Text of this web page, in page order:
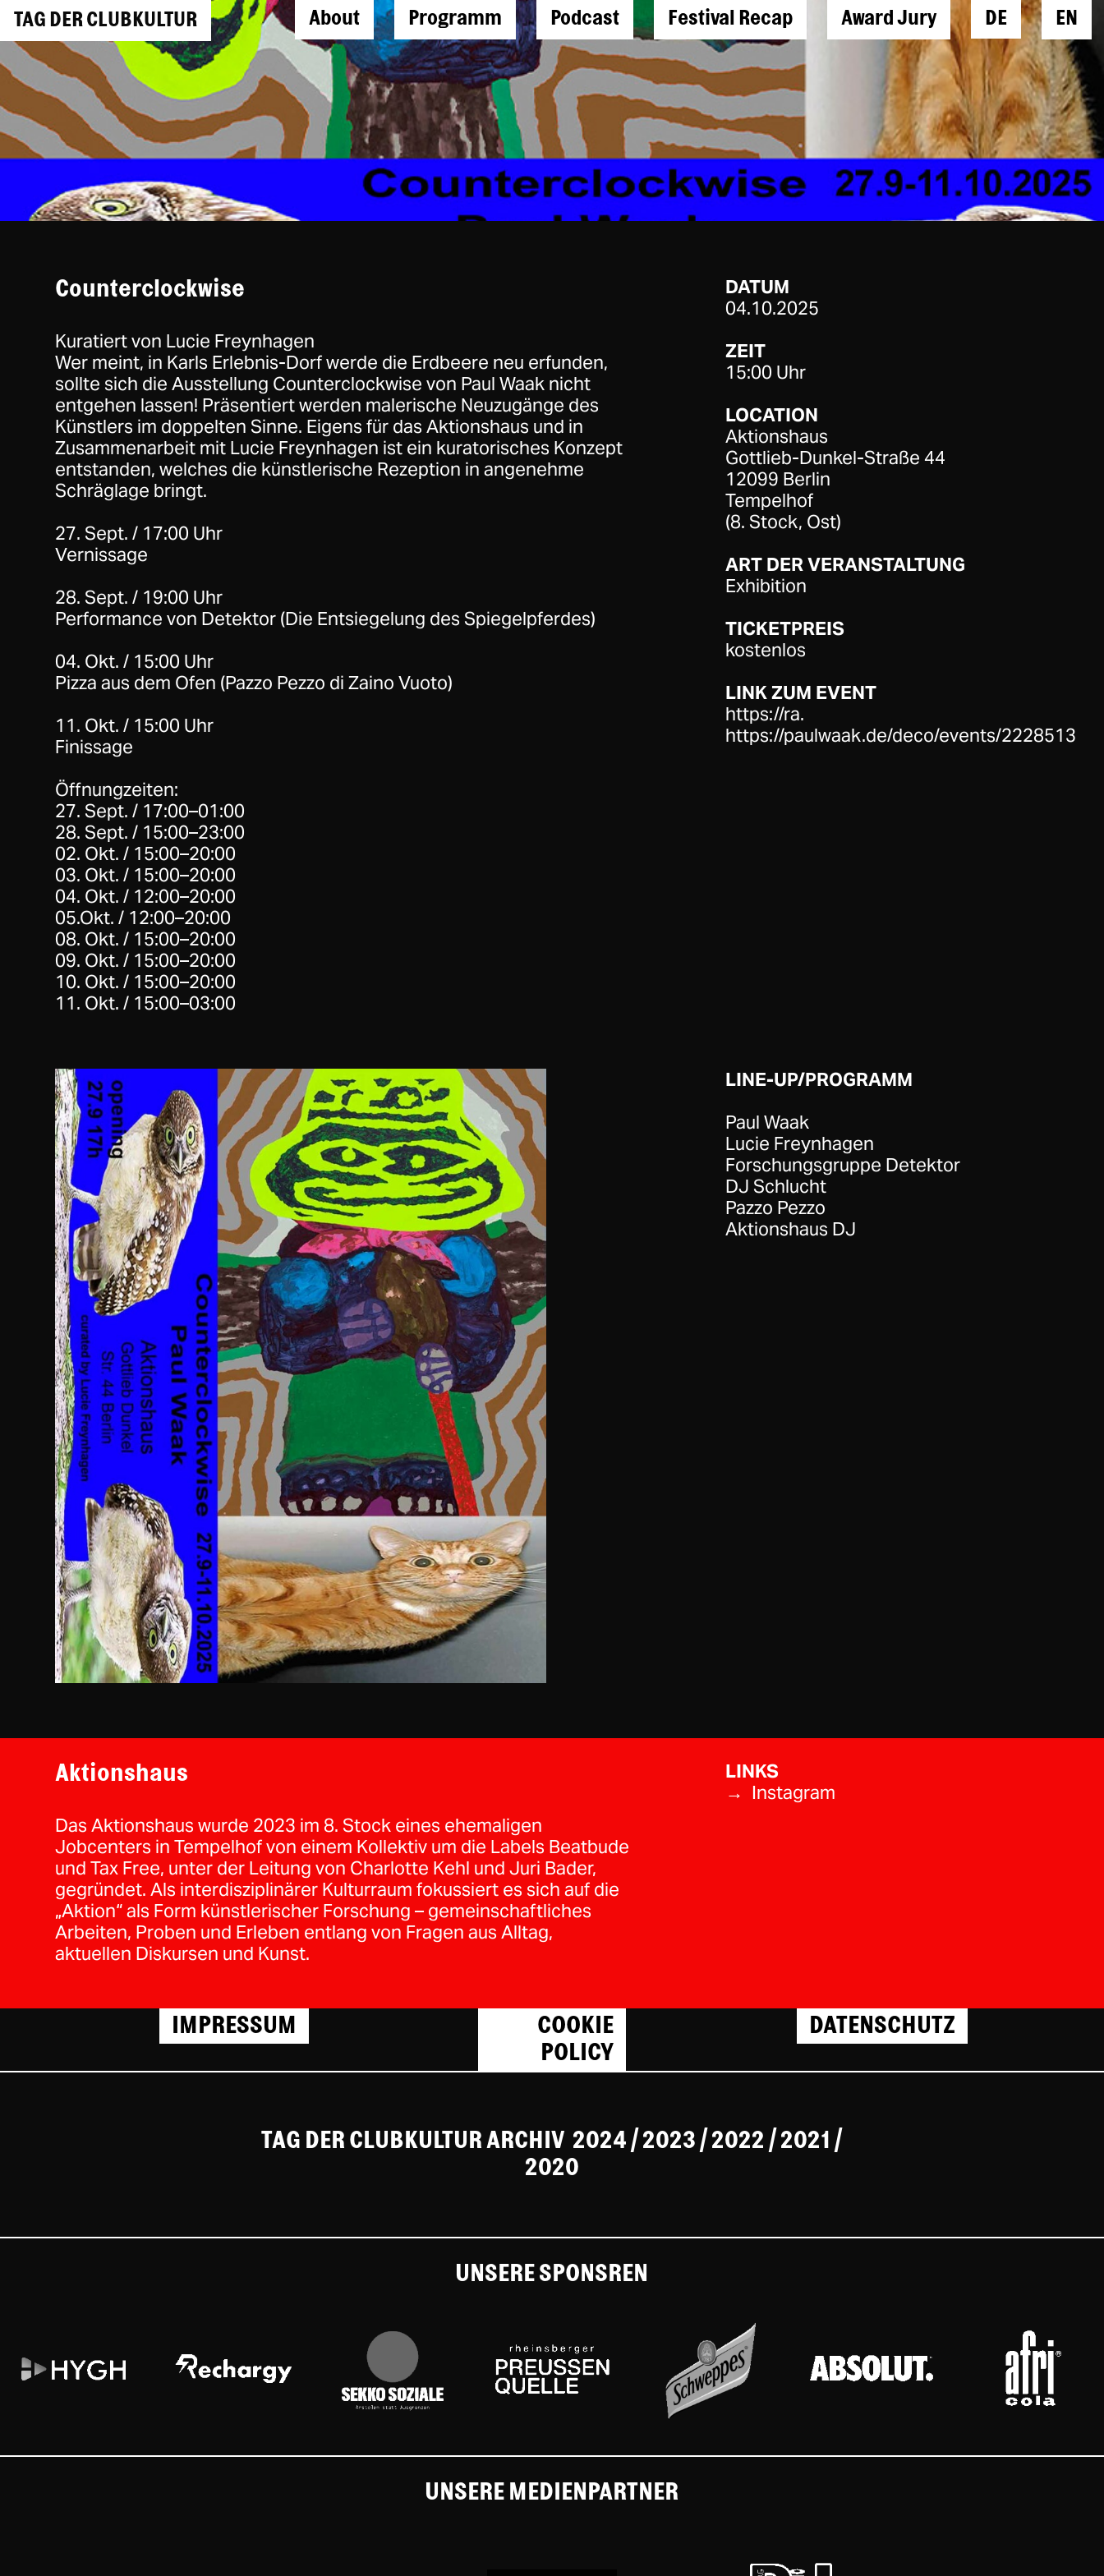
TAG DER CLUBKULTUR About Programm Podcast Festival Recap Award Jury DE EN
Counterclockwise
Kuratiert von Lucie Freynhagen
Wer meint, in Karls Erlebnis-Dorf werde die Erdbeere neu erfunden,
sollte sich die Ausstellung Counterclockwise von Paul Waak nicht
entgehen lassen! Präsentiert werden malerische Neuzugänge des
Künstlers im doppelten Sinne. Eigens für das Aktionshaus und in
Zusammenarbeit mit Lucie Freynhagen ist ein kuratorisches Konzept
entstanden, welches die künstlerische Rezeption in angenehme
Schräglage bringt.
27. Sept. / 17:00 Uhr
Vernissage
28. Sept. / 19:00 Uhr
Performance von Detektor (Die Entsiegelung des Spiegelpferdes)
04. Okt. / 15:00 Uhr
Pizza aus dem Ofen (Pazzo Pezzo di Zaino Vuoto)
11. Okt. / 15:00 Uhr
Finissage
Öffnungzeiten:
27. Sept. / 17:00–01:00
28. Sept. / 15:00–23:00
02. Okt. / 15:00–20:00
03. Okt. / 15:00–20:00
04. Okt. / 12:00–20:00
05.Okt. / 12:00–20:00
08. Okt. / 15:00–20:00
09. Okt. / 15:00–20:00
10. Okt. / 15:00–20:00
11. Okt. / 15:00–03:00
DATUM
04.10.2025
ZEIT
15:00 Uhr
LOCATION
Aktionshaus
Gottlieb-Dunkel-Straße 44
12099 Berlin
Tempelhof
(8. Stock, Ost)
ART DER VERANSTALTUNG
Exhibition
TICKETPREIS
kostenlos
LINK ZUM EVENT
https://ra.
https://paulwaak.de/deco/events/2228513
LINE-UP/PROGRAMM
Paul Waak
Lucie Freynhagen
Forschungsgruppe Detektor
DJ Schlucht
Pazzo Pezzo
Aktionshaus DJ
Aktionshaus
Das Aktionshaus wurde 2023 im 8. Stock eines ehemaligen
Jobcenters in Tempelhof von einem Kollektiv um die Labels Beatbude
und Tax Free, unter der Leitung von Charlotte Kehl und Juri Bader,
gegründet. Als interdisziplinärer Kulturraum fokussiert es sich auf die
„Aktion“ als Form künstlerischer Forschung – gemeinschaftliches
Arbeiten, Proben und Erleben entlang von Fragen aus Alltag,
aktuellen Diskursen und Kunst.
LINKS
→ Instagram
IMPRESSUM
COOKIE
POLICY
DATENSCHUTZ
TAG DER CLUBKULTUR ARCHIV 2024 / 2023 / 2022 / 2021 /
2020
UNSERE SPONSREN
UNSERE MEDIENPARTNER